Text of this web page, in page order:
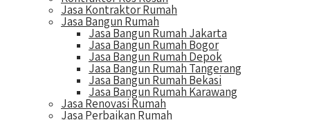
Jasa Kontraktor Rumah
Jasa Bangun Rumah
Jasa Bangun Rumah Jakarta
Jasa Bangun Rumah Bogor
Jasa Bangun Rumah Depok
Jasa Bangun Rumah Tangerang
Jasa Bangun Rumah Bekasi
Jasa Bangun Rumah Karawang
Jasa Renovasi Rumah
Jasa Perbaikan Rumah